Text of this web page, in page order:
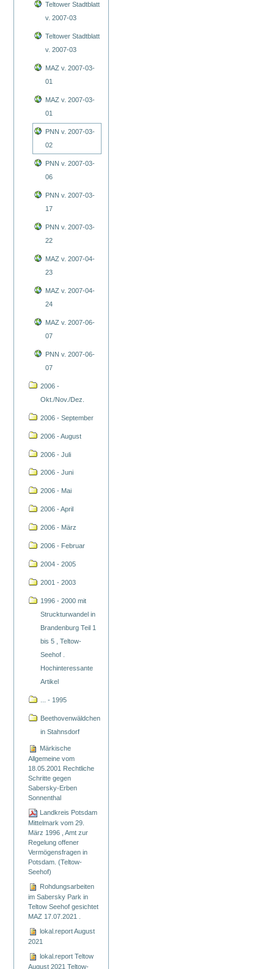
Teltower Stadtblatt
v. 2007-03
Teltower Stadtblatt
v. 2007-03
MAZ v. 2007-03-
01
MAZ v. 2007-03-
01
PNN v. 2007-03-
02
PNN v. 2007-03-
06
PNN v. 2007-03-
17
PNN v. 2007-03-
22
MAZ v. 2007-04-
23
MAZ v. 2007-04-
24
MAZ v. 2007-06-
07
PNN v. 2007-06-
07
2006 -
Okt./Nov./Dez.
2006 - September
2006 - August
2006 - Juli
2006 - Juni
2006 - Mai
2006 - April
2006 - März
2006 - Februar
2004 - 2005
2001 - 2003
1996 - 2000 mit
Struckturwandel in
Brandenburg Teil 1
bis 5 , Teltow-
Seehof .
Hochinteressante
Artikel
... - 1995
Beethovenwäldchen
in Stahnsdorf
Märkische
Allgemeine vom
18.05.2001 Rechtliche
Schritte gegen
Sabersky-Erben
Sonnenthal
Landkreis Potsdam
Mittelmark vom 29.
März 1996 , Amt zur
Regelung offener
Vermögensfragen in
Potsdam. (Teltow-
Seehof)
Rohdungsarbeiten
im Sabersky Park in
Teltow Seehof gesichtet
MAZ 17.07.2021 .
lokal.report August
2021
lokal.report Teltow
August 2021 Teltow-